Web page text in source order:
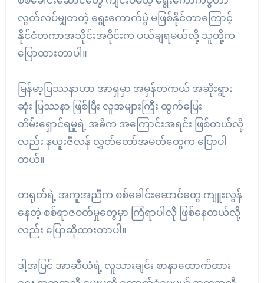
လွတ်လပ်မျှတတဲ့ ရွေးကောက်ပွဲ မဖြစ်နိုင်တာကြောင့်
နိုင်ငံတကာအသိုင်းအဝိုင်းက ပယ်ချရမယ်လို့ သူတို့က
ပြောထားတာပါ။
မြန်မာ့ပြဿနာဟာ အာရှမှာ အမှန်တကယ် အဆိုးရွား
ဆုံး ပြဿနာ ဖြစ်ပြီး လူအများကြီး ထွက်ပြေး
တိမ်းရှောင်ရမှုရဲ့ အဓိက အကြောင်းအရင်း ဖြစ်တယ်လို့
လည်း နယူးဇီလန် လွှတ်တော်အမတ်တွေက ပြောပါ
တယ်။
တရုတ်ရဲ့ အကူအညီက စစ်ခေါင်းဆောင်တွေ ကျူးလွန်
နေတဲ့ စစ်ရာဇဝတ်မှုတွေမှာ ကြံရာပါလို ဖြစ်နေတယ်လို့
လည်း ပြောဆိုထားတာပါ။
ဒါ့အပြင် အာဆီယံရဲ့ လူသားချင်း စာနာထောက်ထား